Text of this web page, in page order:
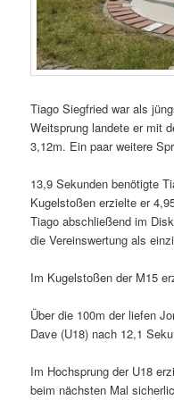
Tiago Siegfried war als
Weitsprung landete er mit
3,12m. Ein paar weitere
13,9 Sekunden benötigte
Kugelstoßen erzielte er
Tiago abschließend im
die Vereinswertung als
Im Kugelstoßen der M15
Über die 100m der liefen
Dave (U18) nach 12,1
Im Hochsprung der U18
beim nächsten Mal